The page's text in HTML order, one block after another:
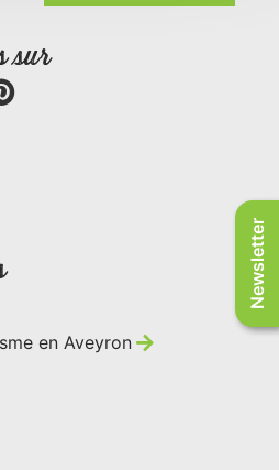
sur
en Aveyron
Newsletter